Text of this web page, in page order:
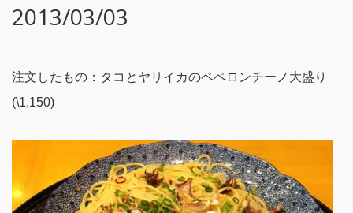
2013/03/03
注文したもの：タコとヤリイカのペペロンチーノ大盛り
(\1,150)